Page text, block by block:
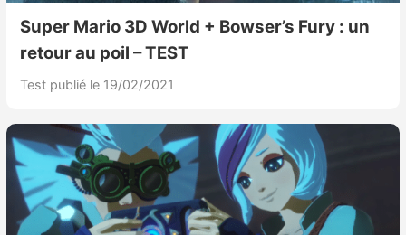
Super Mario 3D World + Bowser’s Fury : un
retour au poil – TEST
Test publié le 19/02/2021